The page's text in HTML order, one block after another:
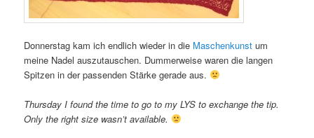
Donnerstag kam ich endlich wieder in die Maschenkunst um
meine Nadel auszutauschen. Dummerweise waren die langen
Spitzen in der passenden Stärke gerade aus.
Thursday I found the time to go to my LYS to exchange the tip.
Only the right size wasn’t available.